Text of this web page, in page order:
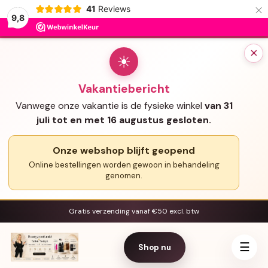
9,8
41 Reviews ×
×
☀
Vakantiebericht
Vanwege onze vakantie is de fysieke winkel van 31
juli tot en met 16 augustus gesloten.
Onze webshop blijft geopend
Online bestellingen worden gewoon in behandeling
genomen.
Gratis verzending vanaf €50 excl. btw
Shop nu ☰